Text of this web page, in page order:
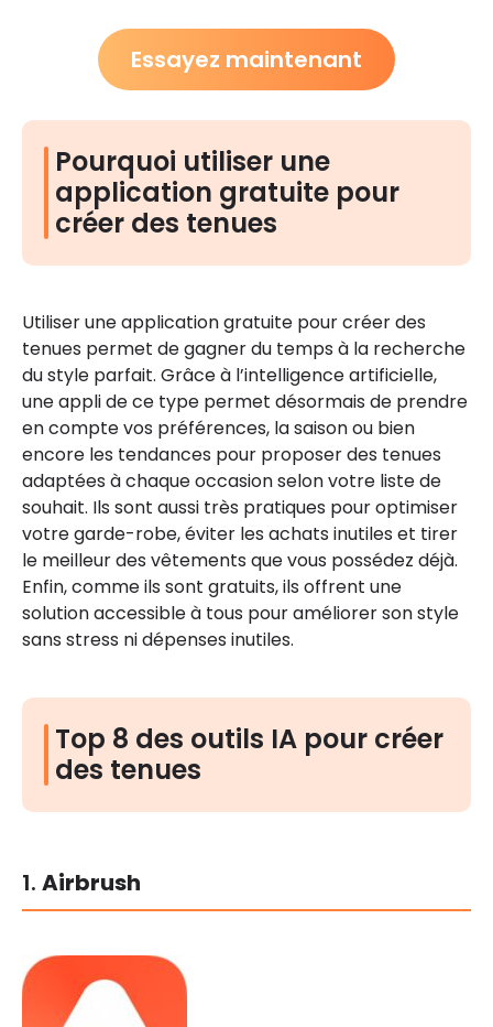
Essayez maintenant
Pourquoi utiliser une
application gratuite pour
créer des tenues
Utiliser une application gratuite pour créer des
tenues permet de gagner du temps à la recherche
du style parfait. Grâce à l’intelligence artificielle,
une appli de ce type permet désormais de prendre
en compte vos préférences, la saison ou bien
encore les tendances pour proposer des tenues
adaptées à chaque occasion selon votre liste de
souhait. Ils sont aussi très pratiques pour optimiser
votre garde-robe, éviter les achats inutiles et tirer
le meilleur des vêtements que vous possédez déjà.
Enfin, comme ils sont gratuits, ils offrent une
solution accessible à tous pour améliorer son style
sans stress ni dépenses inutiles.
Top 8 des outils IA pour créer
des tenues
1. Airbrush